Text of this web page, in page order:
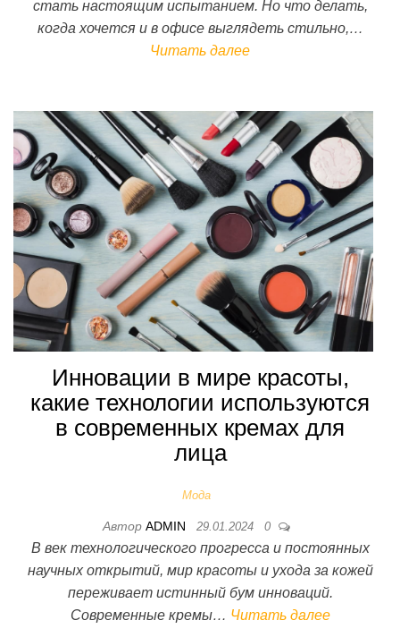
стать настоящим испытанием. Но что делать,
когда хочется и в офисе выглядеть стильно,…
Читать далее
Инновации в мире красоты,
какие технологии используются
в современных кремах для
лица
Мода
Автор ADMIN 29.01.2024 0
В век технологического прогресса и постоянных
научных открытий, мир красоты и ухода за кожей
переживает истинный бум инноваций.
Современные кремы… Читать далее